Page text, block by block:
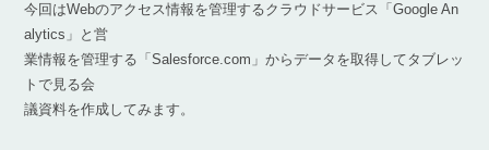
今回はWebのアクセス情報を管理するクラウドサービス「Google An
alytics」と営
業情報を管理する「Salesforce.com」からデータを取得してタブレッ
トで見る会
議資料を作成してみます。